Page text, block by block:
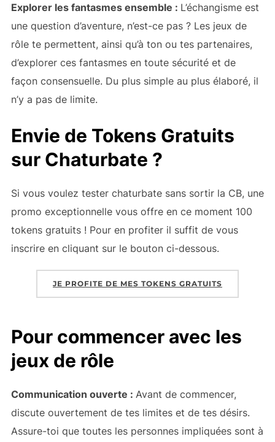
Explorer les fantasmes ensemble : L’échangisme est
une question d’aventure, n’est-ce pas ? Les jeux de
rôle te permettent, ainsi qu’à ton ou tes partenaires,
d’explorer ces fantasmes en toute sécurité et de
façon consensuelle. Du plus simple au plus élaboré, il
n’y a pas de limite.
Envie de Tokens Gratuits
sur Chaturbate ?
Si vous voulez tester chaturbate sans sortir la CB, une
promo exceptionnelle vous offre en ce moment 100
tokens gratuits ! Pour en profiter il suffit de vous
inscrire en cliquant sur le bouton ci-dessous.
JE PROFITE DE MES TOKENS GRATUITS
Pour commencer avec les
jeux de rôle
Communication ouverte : Avant de commencer,
discute ouvertement de tes limites et de tes désirs.
Assure-toi que toutes les personnes impliquées sont à